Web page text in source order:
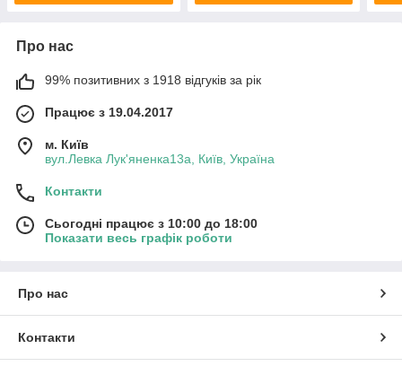
Про нас
99% позитивних з 1918 відгуків за рік
Працює з 19.04.2017
м. Київ
вул.Левка Лук'яненка13а, Київ, Україна
Контакти
Сьогодні працює з 10:00 до 18:00
Показати весь графік роботи
Про нас
Контакти